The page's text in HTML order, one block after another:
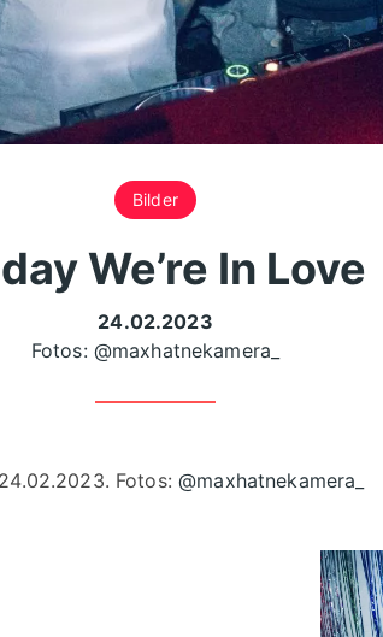
Bilder
We’re In Love
24.02.2023
Fotos: @maxhatnekamera_
Fotos:@maxhatnekamera_